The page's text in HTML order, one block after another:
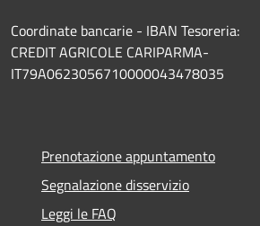
Coordinate bancarie - IBAN Tesoreria:
CREDIT AGRICOLE CARIPARMA-
IT79A0623056710000043478035
Prenotazione appuntamento
Segnalazione disservizio
Leggi le FAQ